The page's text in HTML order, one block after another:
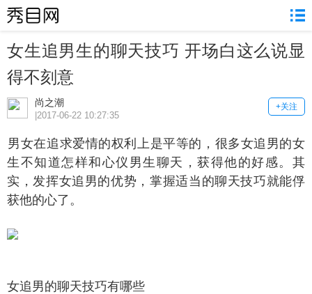
女生追男生的聊天技巧 开场白这么说显
得不刻意
尚之潮 +关注
|2017-06-22 10:27:35
在追求爱情的权利上是平等的，很多女追男的女
生不知道怎样和心仪男生聊天，获得他的好感。其
实，发挥女追男的优势，掌握适当的聊天技巧就能俘
获他的心了。
男的聊天技巧有哪些